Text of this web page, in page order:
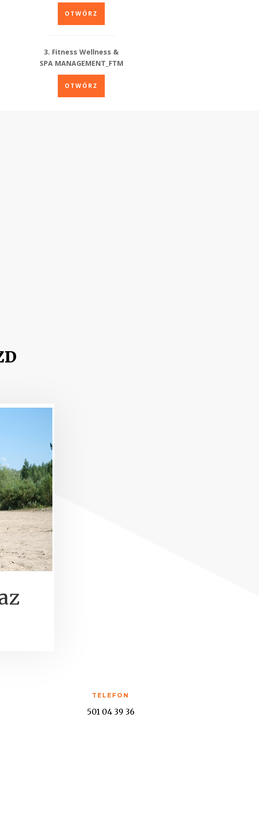
OTWÓRZ
3. Fitness Wellness &
SPA MANAGEMENT_FTM
OTWÓRZ
TELEFON
501 04 39 36